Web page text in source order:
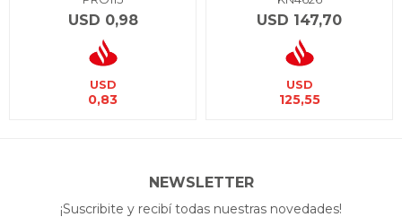
USD 0,98
USD
0,83
USD 147,70
USD
125,55
NEWSLETTER
¡Suscribite y recibí todas nuestras novedades!